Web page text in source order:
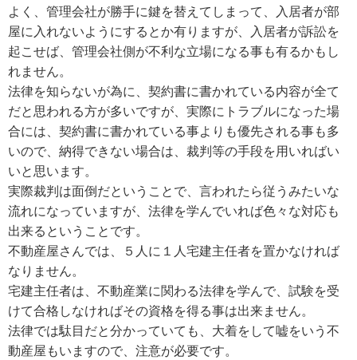
よく、管理会社が勝手に鍵を替えてしまって、入居者が部
屋に入れないようにするとか有りますが、入居者が訴訟を
起こせば、管理会社側が不利な立場になる事も有るかもし
れません。
法律を知らないが為に、契約書に書かれている内容が全て
だと思われる方が多いですが、実際にトラブルになった場
合には、契約書に書かれている事よりも優先される事も多
いので、納得できない場合は、裁判等の手段を用いればい
いと思います。
実際裁判は面倒だということで、言われたら従うみたいな
流れになっていますが、法律を学んでいれば色々な対応も
出来るということです。
不動産屋さんでは、５人に１人宅建主任者を置かなければ
なりません。
宅建主任者は、不動産業に関わる法律を学んで、試験を受
けて合格しなければその資格を得る事は出来ません。
法律では駄目だと分かっていても、大着をして嘘をいう不
動産屋もいますので、注意が必要です。